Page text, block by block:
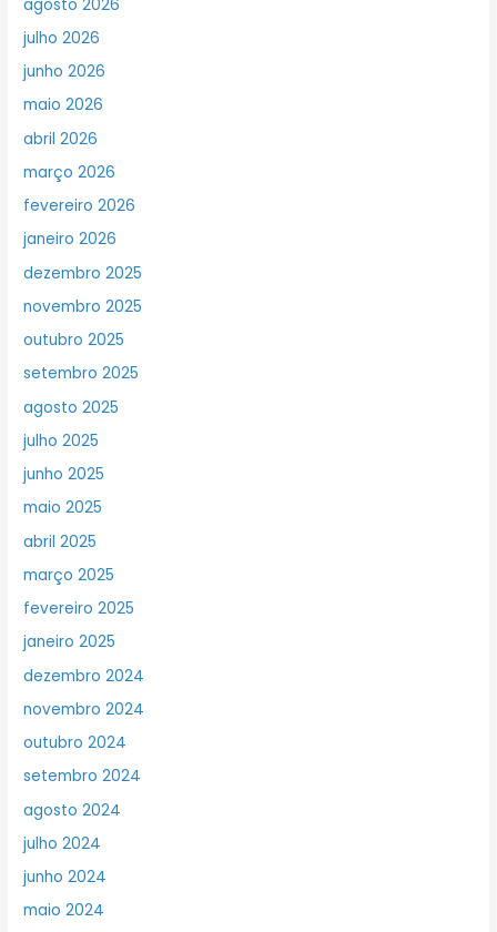
agosto 2026
julho 2026
junho 2026
maio 2026
abril 2026
março 2026
fevereiro 2026
janeiro 2026
dezembro 2025
novembro 2025
outubro 2025
setembro 2025
agosto 2025
julho 2025
junho 2025
maio 2025
abril 2025
março 2025
fevereiro 2025
janeiro 2025
dezembro 2024
novembro 2024
outubro 2024
setembro 2024
agosto 2024
julho 2024
junho 2024
maio 2024